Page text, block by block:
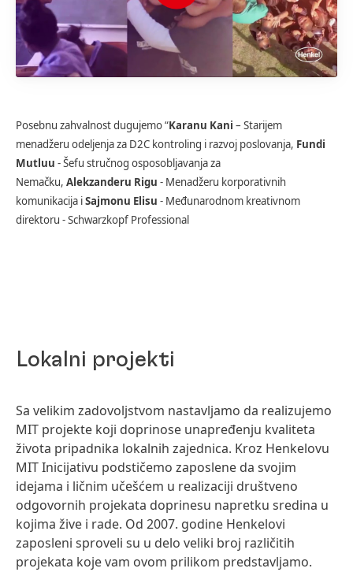
Posebnu zahvalnost dugujemo “Karanu Kani – Starijem
menadžeru odeljenja za D2C kontroling i razvoj poslovanja, Fundi
Mutluu - Šefu stručnog osposobljavanja za
Nemačku, Alekzanderu Rigu - Menadžeru korporativnih
komunikacija iSajmonu Elisu - Međunarodnom kreativnom
direktoru - Schwarzkopf Professional
Lokalni projekti
Sa velikim zadovoljstvom nastavljamo da realizujemo
MIT projekte koji doprinose unapređenju kvaliteta
života pripadnika lokalnih zajednica. Kroz Henkelovu
MIT Inicijativu podstičemo zaposlene da svojim
idejama i ličnim učešćem u realizaciji društveno
odgovornih projekata doprinesu napretku sredina u
kojima žive i rade. Od 2007. godine Henkelovi
zaposleni sproveli su u delo veliki broj različitih
projekata koje vam ovom prilikom predstavljamo.